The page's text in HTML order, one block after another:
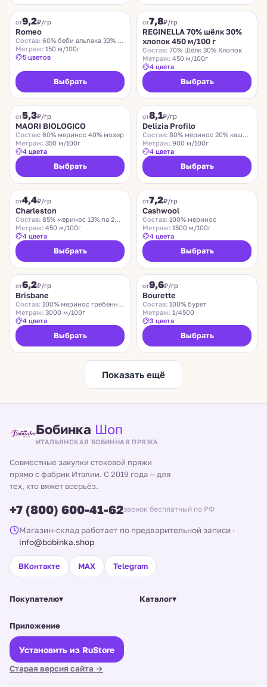
от9,2₽/гр
Romeo
Состав: 60% беби альпака 33% меринос 7% нейлон
Метраж: 150 м/100г
5 цветов
Выбрать
от7,8₽/гр
REGINELLA 70% шёлк 30%
хлопок 450 м/100 г
Состав: 70% Шёлк 30% Хлопок
Метраж: 450 м/100г
4 цвета
Выбрать
от5,3₽/гр
MAORI BIOLOGICO
Состав: 60% меринос 40% мохер
Метраж: 350 м/100г
4 цвета
Выбрать
от8,1₽/гр
Delizia Profilo
Состав: 80% меринос 20% кашемир
Метраж: 900 м/100г
4 цвета
Выбрать
от4,4₽/гр
Charleston
Состав: 85% меринос 13% па 2% эластан
Метраж: 450 м/100г
4 цвета
Выбрать
от7,2₽/гр
Cashwool
Состав: 100% меринос
Метраж: 1500 м/100г
4 цвета
Выбрать
от6,2₽/гр
Brisbane
Состав: 100% меринос гребенной
Метраж: 3000 м/100г
4 цвета
Выбрать
Хит
от9,6₽/гр
Bourette
Состав: 100% бурет
Метраж: 1/4500
3 цвета
Выбрать
Показать ещё
Бобинка Шоп
ИТАЛЬЯНСКАЯ БОБИННАЯ ПРЯЖА
Совместные закупки стоковой пряжи
прямо с фабрик Италии. С 2019 года — для
тех, кто вяжет всерьёз.
+7 (800) 600-41-62звонок бесплатный по РФ
Магазин-склад работает по предварительной записи ·
info@bobinka.shop
ВКонтакте MAX Telegram
Покупателю▾ Каталог▾
Приложение
Установить из RuStore
Старая версия сайта →